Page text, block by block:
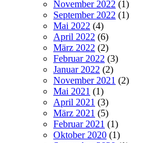
November 2022 (1)
September 2022 (1)
Mai 2022 (4)
April 2022 (6)
März 2022 (2)
Februar 2022 (3)
Januar 2022 (2)
November 2021 (2)
Mai 2021 (1)
April 2021 (3)
März 2021 (5)
Februar 2021 (1)
Oktober 2020 (1)